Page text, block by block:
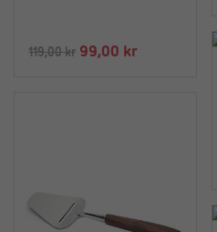
119,00kr Det
99,00 krDet